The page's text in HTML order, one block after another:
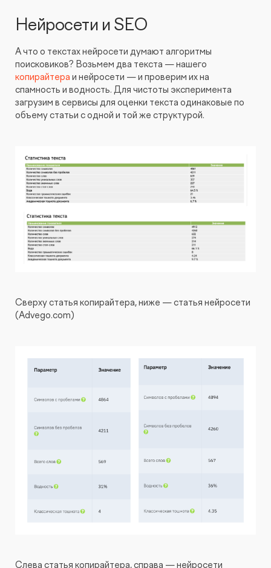
Нейросети и SEO
А что о текстах нейросети думают алгоритмы
поисковиков? Возьмем два текста — нашего
копирайтера и нейросети — и проверим их на
спамность и водность. Для чистоты эксперимента
загрузим в сервисы для оценки текста одинаковые по
объему статьи с одной и той же структурой.
Сверху статья копирайтера, ниже — статья нейросети
(Advego.com)
Слева статья копирайтера, справа — нейросети